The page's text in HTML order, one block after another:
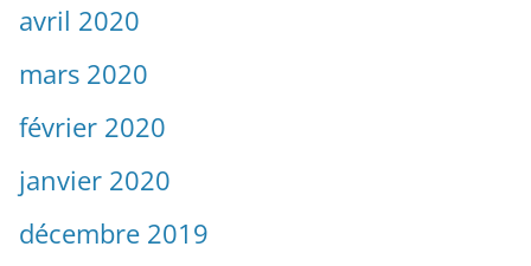
avril 2020
mars 2020
février 2020
janvier 2020
décembre 2019